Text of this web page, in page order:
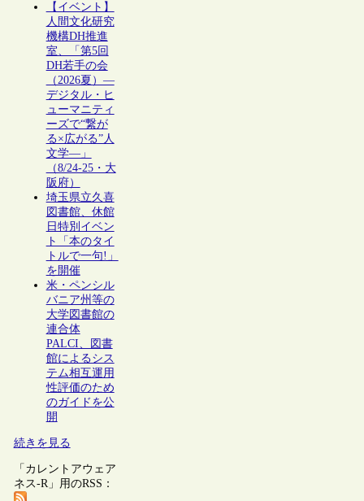
【イベント】
人間文化研究
機構DH推進
室、「第5回
DH若手の会
（2026夏）―
デジタル・ヒ
ューマニティ
ーズで“繋が
る×広がる”人
文学―」
（8/24-25・大
阪府）
埼玉県立久喜
図書館、休館
日特別イベン
ト「本のタイ
トルで一句!」
を開催
米・ペンシル
バニア州等の
大学図書館の
連合体
PALCI、図書
館によるシス
テム相互運用
性評価のため
のガイドを公
開
続きを見る
「カレントアウェア
ネス-R」用のRSS：